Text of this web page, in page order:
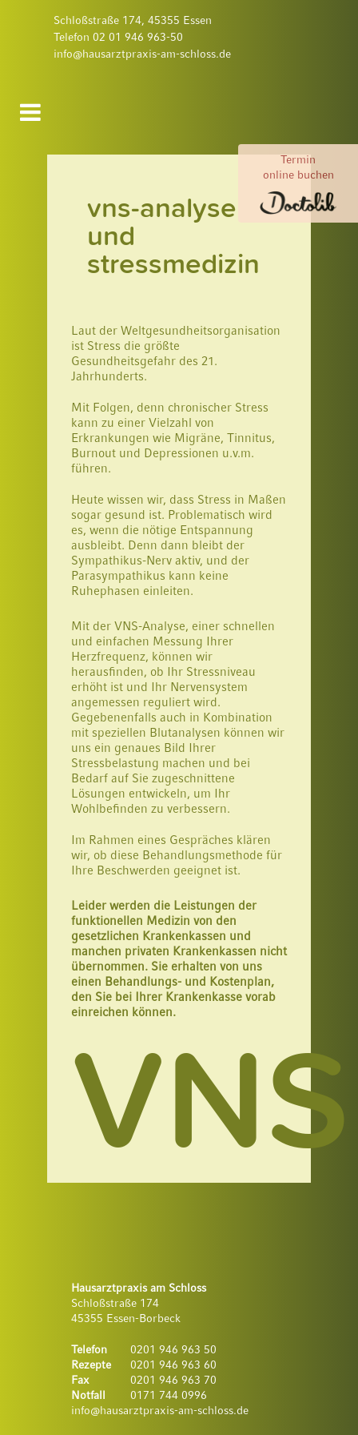
Schloßstraße 174, 45355 Essen
Telefon 02 01 946 963-50
info@hausarztpraxis-am-schloss.de
Termin
online buchen
vns-analyse
und
stressmedizin
Laut der Weltgesundheitsorganisation
ist Stress die größte
Gesundheitsgefahr des 21.
Jahrhunderts.
Mit Folgen, denn chronischer Stress
kann zu einer Vielzahl von
Erkrankungen wie Migräne, Tinnitus,
Burnout und Depressionen u.v.m.
führen.
Heute wissen wir, dass Stress in Maßen
sogar gesund ist. Problematisch wird
es, wenn die nötige Entspannung
ausbleibt. Denn dann bleibt der
Sympathikus-Nerv aktiv, und der
Parasympathikus kann keine
Ruhephasen einleiten.
Mit der VNS-Analyse, einer schnellen
und einfachen Messung Ihrer
Herzfrequenz, können wir
herausfinden, ob Ihr Stressniveau
erhöht ist und Ihr Nervensystem
angemessen reguliert wird.
Gegebenenfalls auch in Kombination
mit speziellen Blutanalysen können wir
uns ein genaues Bild Ihrer
Stressbelastung machen und bei
Bedarf auf Sie zugeschnittene
Lösungen entwickeln, um Ihr
Wohlbefinden zu verbessern.
Im Rahmen eines Gespräches klären
wir, ob diese Behandlungsmethode für
Ihre Beschwerden geeignet ist.
Leider werden die Leistungen der
funktionellen Medizin von den
gesetzlichen Krankenkassen und
manchen privaten Krankenkassen nicht
übernommen. Sie erhalten von uns
einen Behandlungs- und Kostenplan,
den Sie bei Ihrer Krankenkasse vorab
einreichen können.
VNS
Hausarztpraxis am Schloss
Schloßstraße 174
45355 Essen-Borbeck
Telefon
0201 946 963 50
Rezepte
0201 946 963 60
Fax
0201 946 963 70
Notfall
0171 744 0996
info@hausarztpraxis-am-schloss.de